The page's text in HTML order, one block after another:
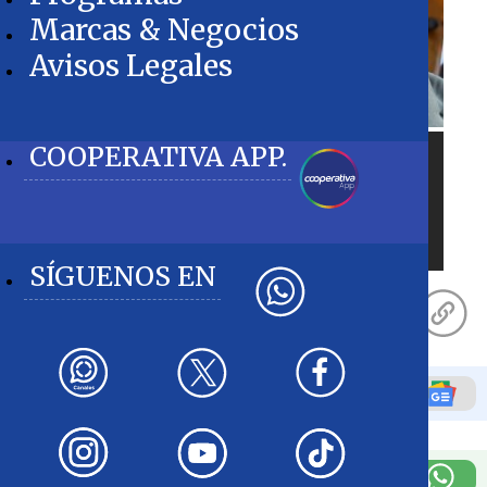
Marcas & Negocios
Avisos Legales
COOPERATIVA APP.
SÍGUENOS EN
La app cuenta con una interfaz con botones
grandes, navegación intuitiva y lenguaje claro,
pensada "especialmente para quienes poseen
Llévatelo:
Agréganos como tu fuente preferida en Google
Suscríbete a nuestro canal de Whatsapp